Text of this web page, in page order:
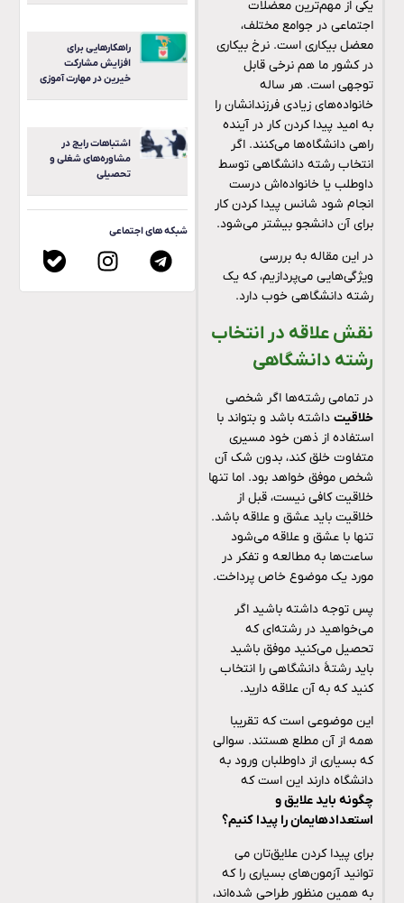
یکی از مهم‌ترین معضلات
اجتماعی در جوامع مختلف،
معضل بیکاری است. نرخ بیکاری
در کشور ما هم نرخی قابل
توجهی است. هر ساله
خانواده‌های زیادی فرزندانشان را
به امید پیدا کردن کار در آینده
راهی دانشگاه‌ها می‌کنند. اگر
انتخاب رشته دانشگاهی توسط
داوطلب یا خانواده‌اش درست
انجام شود شانس پیدا کردن کار
برای آن دانشجو بیشتر می‌شود.
در این مقاله به بررسی
ویژگی‌هایی می‌پردازیم، که یک
رشته دانشگاهی خوب دارد.
نقش علاقه در انتخاب
رشته دانشگاهی
در تمامی رشته‌ها اگر شخصی
خلاقیتداشته باشد و بتواند با
استفاده از ذهن خود مسیری
متفاوت خلق کند، بدون شک آن
شخص موفق خواهد بود. اما تنها
خلاقیت کافی نیست، قبل از
خلاقیت باید عشق و علاقه باشد.
تنها با عشق و علاقه می‌شود
ساعت‌ها به مطالعه و تفکر در
مورد یک موضوع خاص پرداخت.
پس توجه داشته باشید اگر
می‌خواهید در رشته‌ای که
تحصیل می‌کنید موفق باشید
باید رشتۀ دانشگاهی را انتخاب
کنید که به آن علاقه دارید.
این موضوعی است که تقریبا
همه از آن مطلع هستند. سوالی
که بسیاری از داوطلبان ورود به
دانشگاه دارند این است که
چگونه باید علایق و
استعدادهایمان را پیدا کنیم؟
برای پیدا کردن علایق‌تان می
توانید آزمون‌های بسیاری را که
به همین منظور طراحی شده‌اند،
راهکارهایی برای
افزایش مشارکت
خیرین در مهارت آموزی
اشتباهات رایج در
مشاوره‌های شغلی و
تحصیلی
شبکه های اجتماعی